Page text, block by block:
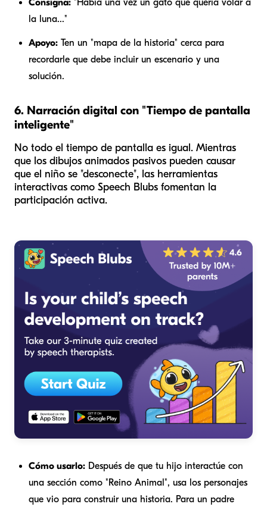
Consigna: "Había una vez un gato que quería volar a
la luna..."
Apoyo: Ten un "mapa de la historia" cerca para
recordarle que debe incluir un escenario y una
solución.
6. Narración digital con "Tiempo de pantalla
inteligente"
No todo el tiempo de pantalla es igual. Mientras
que los dibujos animados pasivos pueden causar
que el niño se "desconecte", las herramientas
interactivas como Speech Blubs fomentan la
participación activa.
Cómo usarlo: Después de que tu hijo interactúe con
una sección como "Reino Animal", usa los personajes
que vio para construir una historia. Para un padre